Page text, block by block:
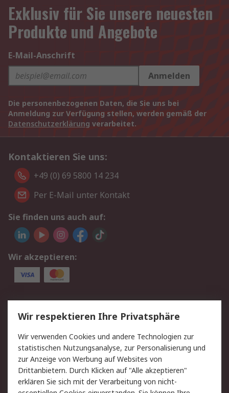
Exklusiv für Sie unsere neuesten
Produkte und Angebote
E-Mail-Anschrift
Anmelden
Die personenbezogenen Daten, die Sie uns bei
Anmeldung zur Verfügung stellen, werden gemäß der
Datenschutzerklärung verarbeitet.
Kontaktieren Sie uns:
+49 (0) 69 5800 14 234
Per E-Mail unter Kontakt
Sie finden uns auch auf:
Wir akzeptieren:
Service
Value Added Services
Lieferlösungen
Rücksendungen
Kontakt
Hilfe
Privatkunden
Rechtliches
Wir respektieren Ihre Privatsphäre
Wir verwenden Cookies und andere Technologien zur
statistischen Nutzungsanalyse, zur Personalisierung und
zur Anzeige von Werbung auf Websites von
Drittanbietern. Durch Klicken auf "Alle akzeptieren"
erklären Sie sich mit der Verarbeitung von nicht-